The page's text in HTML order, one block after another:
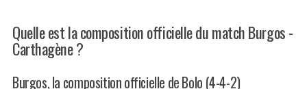
Quelle est la composition officielle du match Burgos -
Carthagène ?
Burgos, la composition officielle de Bolo (4-4-2)